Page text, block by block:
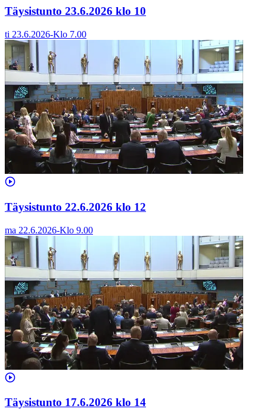
Täysistunto 23.6.2026 klo 10
ti 23.6.2026-Klo 7.00
Täysistunto 22.6.2026 klo 12
ma 22.6.2026-Klo 9.00
Täysistunto 17.6.2026 klo 14